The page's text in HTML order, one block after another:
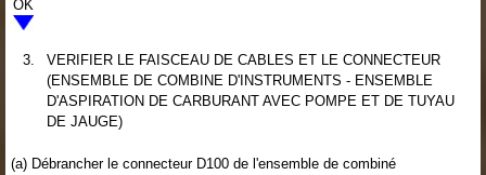
OK
3.
VERIFIER LE FAISCEAU DE CABLES ET LE CONNECTEUR
(ENSEMBLE DE COMBINE D'INSTRUMENTS - ENSEMBLE
D'ASPIRATION DE CARBURANT AVEC POMPE ET DE TUYAU
DE JAUGE)
(a) Débrancher le connecteur D100 de l'ensemble de combiné